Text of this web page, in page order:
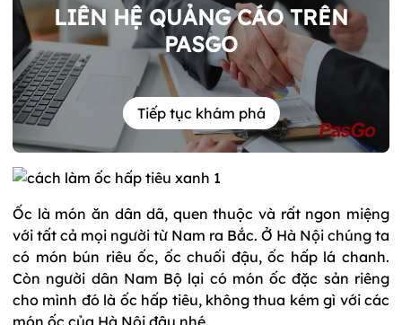
LIÊN HỆ QUẢNG CÁO TRÊN
PASGO
Tiếp tục khám phá
Ốc là món ăn dân dã, quen thuộc và rất ngon miệng
với tất cả mọi người từ Nam ra Bắc. Ở Hà Nội chúng ta
có món bún riêu ốc, ốc chuối đậu, ốc hấp lá chanh.
Còn người dân Nam Bộ lại có món ốc đặc sản riêng
cho mình đó là ốc hấp tiêu, không thua kém gì với các
món ốc của Hà Nội đâu nhé.